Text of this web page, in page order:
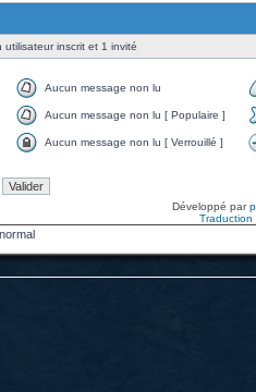
utilisateur inscrit et 1 invité
Aucun message non lu
Aucun message non lu [ Populaire ]
Aucun message non lu [ Verrouillé ]
Développé par
Traduction